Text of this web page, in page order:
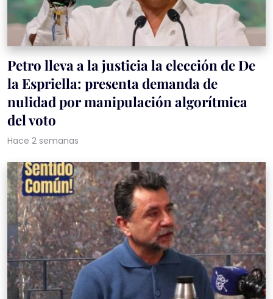
Petro lleva a la justicia la elección de De
la Espriella: presenta demanda de
nulidad por manipulación algorítmica
del voto
Hace 2 semanas